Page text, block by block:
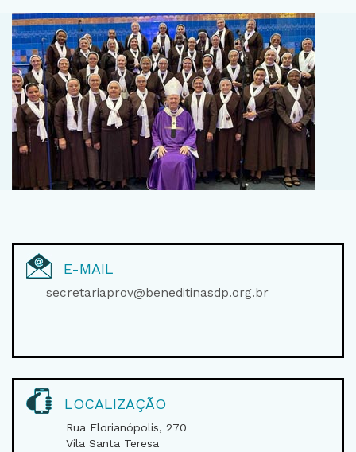
E-MAIL
secretariaprov@beneditinasdp.org.br
LOCALIZAÇÃO
Rua Florianópolis, 270
Vila Santa Teresa